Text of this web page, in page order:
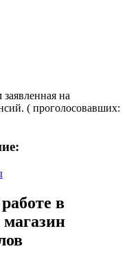
на
( проголосовавших:
в